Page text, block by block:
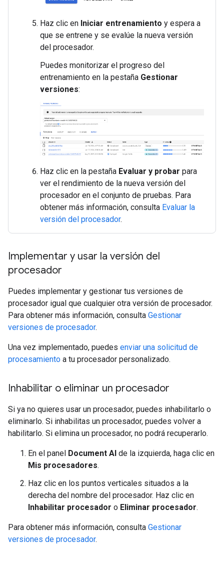
Haz clic en Iniciar entrenamiento y espera a
que se entrene y se evalúe la nueva versión
del procesador.
Puedes monitorizar el progreso del
entrenamiento en la pestaña Gestionar
versiones:
Haz clic en la pestaña Evaluar y probar para
ver el rendimiento de la nueva versión del
procesador en el conjunto de pruebas. Para
obtener más información, consulta Evaluar la
versión del procesador.
Implementar y usar la versión del
procesador
Puedes implementar y gestionar tus versiones de
procesador igual que cualquier otra versión de procesador.
Para obtener más información, consulta Gestionar
versiones de procesador.
Una vez implementado, puedes enviar una solicitud de
procesamiento a tu procesador personalizado.
Inhabilitar o eliminar un procesador
Si ya no quieres usar un procesador, puedes inhabilitarlo o
eliminarlo. Si inhabilitas un procesador, puedes volver a
habilitarlo. Si elimina un procesador, no podrá recuperarlo.
En el panel Document AI de la izquierda, haga clic en
Mis procesadores.
Haz clic en los puntos verticales situados a la
derecha del nombre del procesador. Haz clic en
Inhabilitar procesador o Eliminar procesador.
Para obtener más información, consulta Gestionar
versiones de procesador.